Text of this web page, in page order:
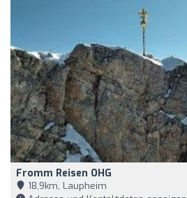
Fromm Reisen OHG
18,9km, Laupheim